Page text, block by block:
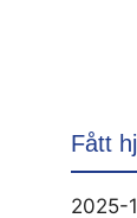
Fått
2025-